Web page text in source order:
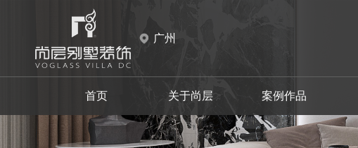
广州
首页 关于尚层
品牌故事 出版刊物
案例作品
中式 新中式
设计师事务所 设计总监
白云区 花都区 海珠区
白云区 花都区 海珠区
施工材料